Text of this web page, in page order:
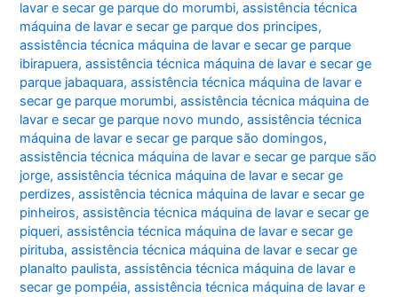
lavar e secar ge parque do morumbi,assistência técnica
máquina de lavar e secar ge parque dos principes,
assistência técnica máquina de lavar e secar ge parque
ibirapuera,assistência técnica máquina de lavar e secar ge
parque jabaquara,assistência técnica máquina de lavar e
secar ge parque morumbi,assistência técnica máquina de
lavar e secar ge parque novo mundo,assistência técnica
máquina de lavar e secar ge parque são domingos,
assistência técnica máquina de lavar e secar ge parque são
jorge,assistência técnica máquina de lavar e secar ge
perdizes,assistência técnica máquina de lavar e secar ge
pinheiros,assistência técnica máquina de lavar e secar ge
piqueri,assistência técnica máquina de lavar e secar ge
pirituba,assistência técnica máquina de lavar e secar ge
planalto paulista,assistência técnica máquina de lavar e
secar ge pompéia,assistência técnica máquina de lavar e